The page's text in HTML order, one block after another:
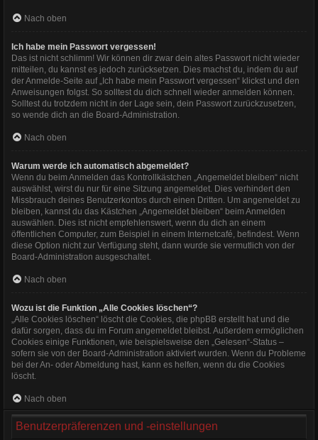
Nach oben
Ich habe mein Passwort vergessen!
Das ist nicht schlimm! Wir können dir zwar dein altes Passwort nicht wieder
mitteilen, du kannst es jedoch zurücksetzen. Dies machst du, indem du auf
der Anmelde-Seite auf „Ich habe mein Passwort vergessen“ klickst und den
Anweisungen folgst. So solltest du dich schnell wieder anmelden können.
Solltest du trotzdem nicht in der Lage sein, dein Passwort zurückzusetzen,
so wende dich an die Board-Administration.
Nach oben
Warum werde ich automatisch abgemeldet?
Wenn du beim Anmelden das Kontrollkästchen „Angemeldet bleiben“ nicht
auswählst, wirst du nur für eine Sitzung angemeldet. Dies verhindert den
Missbrauch deines Benutzerkontos durch einen Dritten. Um angemeldet zu
bleiben, kannst du das Kästchen „Angemeldet bleiben“ beim Anmelden
auswählen. Dies ist nicht empfehlenswert, wenn du dich an einem
öffentlichen Computer, zum Beispiel in einem Internetcafé, befindest. Wenn
diese Option nicht zur Verfügung steht, dann wurde sie vermutlich von der
Board-Administration ausgeschaltet.
Nach oben
Wozu ist die Funktion „Alle Cookies löschen“?
„Alle Cookies löschen“ löscht die Cookies, die phpBB erstellt hat und die
dafür sorgen, dass du im Forum angemeldet bleibst. Außerdem ermöglichen
Cookies einige Funktionen, wie beispielsweise den „Gelesen“-Status –
sofern sie von der Board-Administration aktiviert wurden. Wenn du Probleme
bei der An- oder Abmeldung hast, kann es helfen, wenn du die Cookies
löscht.
Nach oben
Benutzerpräferenzen und -einstellungen